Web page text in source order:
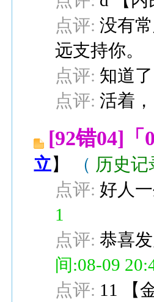
点评: 没有
远支持你。
点评: 知道
点评: 活着
[92错04]「
立】 （ 历史记
点评: 好人
1
点评: 恭喜
间:08-09
点评: 11 【